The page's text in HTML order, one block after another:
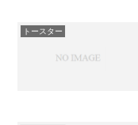
トースター